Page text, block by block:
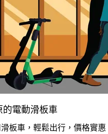
的電動滑板車
板車，輕鬆出行，價格實